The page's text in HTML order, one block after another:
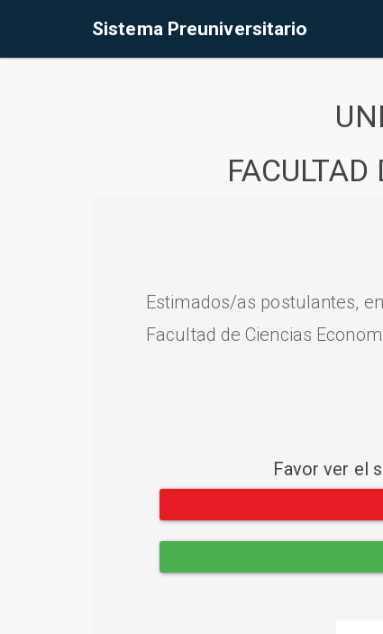
Sistema Preuniversitario
Estimados/as postulantes,
Facultad de Ciencias
Favor ver el